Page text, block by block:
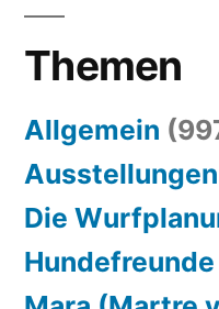
Themen
Allgemein
Ausstellungen
Die
Hundefreunde